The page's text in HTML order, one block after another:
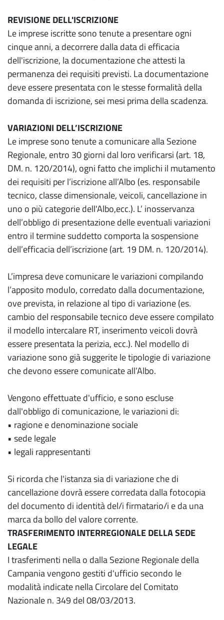
REVISIONE DELL'ISCRIZIONE
Le imprese iscritte sono tenute a presentare ogni
cinque anni, a decorrere dalla data di efficacia
dell'iscrizione, la documentazione che attesti la
permanenza dei requisiti previsti. La documentazione
deve essere presentata con le stesse formalità della
domanda di iscrizione, sei mesi prima della scadenza.
VARIAZIONI DELL’ISCRIZIONE
Le imprese sono tenute a comunicare alla Sezione
Regionale, entro 30 giorni dal loro verificarsi (art. 18,
DM. n. 120/2014), ogni fatto che implichi il mutamento
dei requisiti per l’iscrizione all’Albo (es. responsabile
tecnico, classe dimensionale, veicoli, cancellazione in
uno o più categorie dell'Albo,ecc.). L’ inosservanza
dell’obbligo di presentazione delle eventuali variazioni
entro il termine suddetto comporta la sospensione
dell’efficacia dell’iscrizione (art. 19 DM. n. 120/2014).
L’impresa deve comunicare le variazioni compilando
l’apposito modulo, corredato dalla documentazione,
ove prevista, in relazione al tipo di variazione (es.
cambio del responsabile tecnico deve essere compilato
il modello intercalare RT, inserimento veicoli dovrà
essere presentata la perizia, ecc.). Nel modello di
variazione sono già suggerite le tipologie di variazione
che devono essere comunicate all’Albo.
Vengono effettuate d'ufficio, e sono escluse
dall'obbligo di comunicazione, le variazioni di:
• ragione e denominazione sociale
• sede legale
• legali rappresentanti
Si ricorda che l'istanza sia di variazione che di
cancellazione dovrà essere corredata dalla fotocopia
del documento di identità del/i firmatario/i e da una
marca da bollo del valore corrente.
TRASFERIMENTO INTERREGIONALE DELLA SEDE
LEGALE
I trasferimenti nella o dalla Sezione Regionale della
Campania vengono gestiti d'ufficio secondo le
modalità indicate nella Circolare del Comitato
Nazionale n. 349 del 08/03/2013.